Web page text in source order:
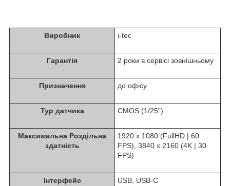
Виробник i-tec
Гарантія 2 роки в сервісі зовнішньому
Призначення до офісу
Typ датчикa CMOS (1/25”)
Максимальна Роздільна
здатність
1920 x 1080 (FullHD | 60
FPS), 3840 x 2160 (4K | 30
FPS)
Інтерфейс USB, USB-C